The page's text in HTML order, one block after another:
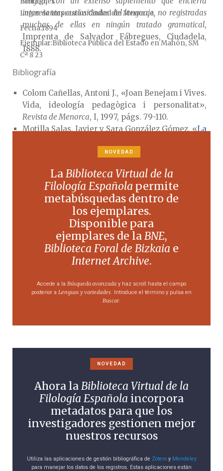
interesantes curiosidades del lenguaje, no registradas
muchas de ellas en ningún tratado gramatical,
Imprenta de Salvador Fábregues, Ciudadela,
1888.
Bibliografía
Colom Cañellas, Antoni J., «Joan Benejam i Vives.
Vida, ideología pedagògica i personalitat»,
Revista de Menorca, I, 1997, págs. 79-110.
Motilla Salas, Javier y Sara González Gómez, «La
Periódico para la enseñanza de niños y adultos
Eulàlia Collelldemont y Joan Soler (eds.),
XVIII Coloquio de Historia de la Educación: Arte,
literatura y educación, vol. 2, Servei de
Publicacions de la Universitat de Vic, Barcelona,
2015, págs. 409-423.
Vilafranca i Manguán, «Joan Benejam Vives
(1846-1922): un mestre menorquí a
l’avantguarda pedagògica»,Revista Catalana de
Leticia González Corrales
Lugar de impresiónCiudad de Menorca
Fecha1894
Ejemplar Biblioteca Pública del Estado en Mahón, SM
Cª 8 23
NOVEDAD
LaBiblioteca Virtual de la
Filología Española permite
metabúsquedas dentro de
los ejemplares.
Disponible para
ejemplares de laBNE,
Biblioteca Foral de Bizkaia e
Internet Archive.
Accede a la Búsqueda avanzada y haz scroll hasta el campo
posterior a Lenguas y variedades. Introduce el término y pulsa en
Buscar.
NOVEDAD
Ahora laBiblioteca Virtual de la
Filología Española incorpora
metadatos para que los
investigadores gestionen mejor
nuestros recursos
Utiliza las aplicaciones de gestión bibliográfica de Zoteroy Mendeley
para manejar los datos de los registros. Estas aplicaciones están